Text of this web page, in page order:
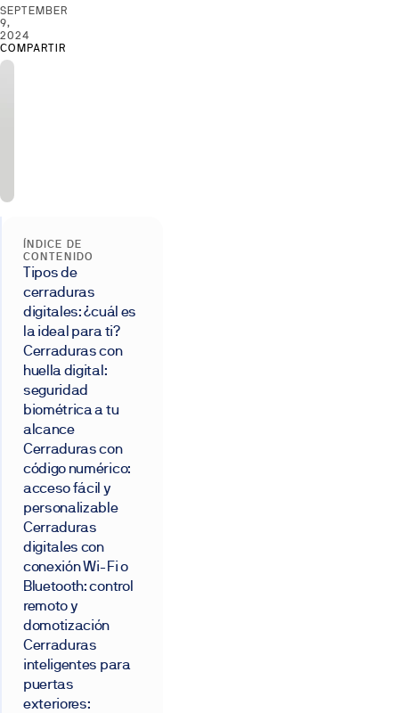
SEPTEMBER
9,
2024
COMPARTIR
ÍNDICE DE
CONTENIDO
Tipos de
cerraduras
digitales: ¿cuál es
la ideal para ti?
Cerraduras con
huella digital:
seguridad
biométrica a tu
alcance
Cerraduras con
código numérico:
acceso fácil y
personalizable
Cerraduras
digitales con
conexión Wi-Fi o
Bluetooth: control
remoto y
domotización
Cerraduras
inteligentes para
puertas
exteriores: